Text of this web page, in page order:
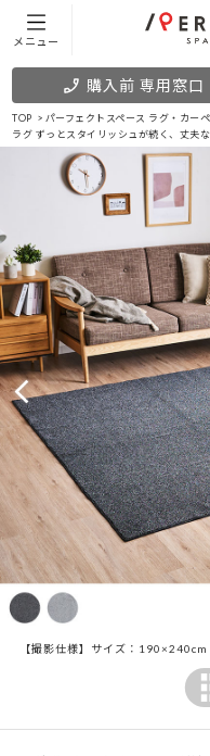
メニュー
購入前 専用窓口
TOP パーフェクトスペース ラグ・カー
ラグ ずっとスタイリッシュが続く、丈夫
【撮影仕様】サイズ：